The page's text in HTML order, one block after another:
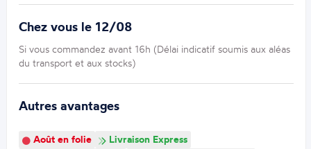
Chez vous le 12/08
Si vous commandez avant 16h (Délai indicatif soumis aux aléas
du transport et aux stocks)
Autres avantages
Août en folie
Livraison Express